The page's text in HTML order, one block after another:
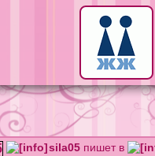
sila05 пишет в